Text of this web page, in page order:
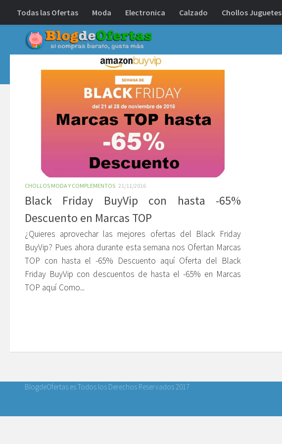
Debajo del contenido
Todas las Ofertas Moda Electronica Calzado Chollos Juguetes
CHOLLOS MODA Y COMPLEMENTOS 21/11/2016
Black Friday BuyVip con hasta -65%
Descuento en Marcas TOP
¿Quieres aprovechar las mejores ofertas del Black Friday
BuyVip? Pues ahora durante esta semana nos Ofertan Marcas
TOP con hasta el -65% Descuento aquí Oferta del Black
Friday BuyVip con descuentos de hasta el -65% en Marcas
TOP aquí Como...
BlogdeOfertas.es Todos los Derechos Reservados 2017